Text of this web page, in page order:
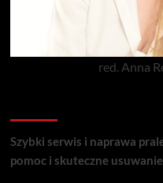
red. Anna
Szybki serwis i naprawa
pomoc i skuteczne